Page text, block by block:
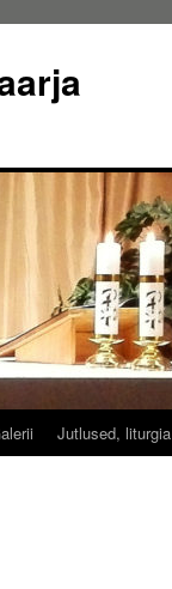
Jutlused, liturgia